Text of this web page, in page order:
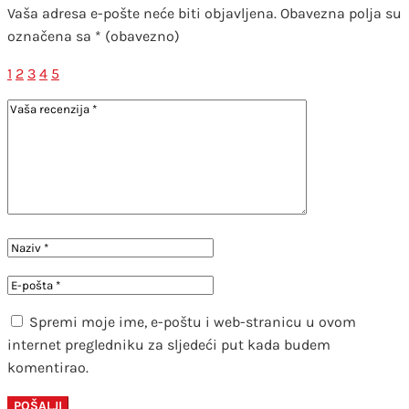
Vaša adresa e-pošte neće biti objavljena. Obavezna polja su
označena sa * (obavezno)
1 2 3 4 5
Spremi moje ime, e-poštu i web-stranicu u ovom
internet pregledniku za sljedeći put kada budem
komentirao.